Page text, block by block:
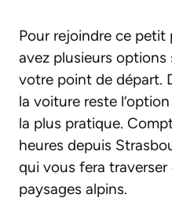
Pour rejoindre ce petit
avez plusieurs
votre point de départ.
la voiture reste
la plus pratique.
heures depuis
qui vous fera
paysages alpins.